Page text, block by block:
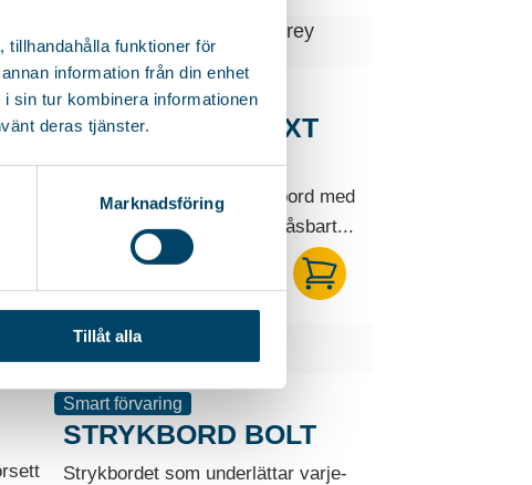
tillhandahålla funktioner för
information från din enhet
sin tur kombinera informationen
deras tjänster.
Marknadsföring
Tillåt alla
Vår storsäljare
STRYKBORD NEXT
SPACE GREY
Tidlöst och praktiskt strykbord med
smidig höjdinställning och låsbart...
kr
Smart förvaring
STRYKBORD BOLT
Strykbordet som underlättar varje-